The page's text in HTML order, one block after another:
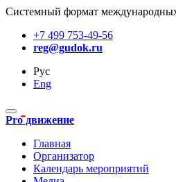
Системный формат
+7 499 753-49-56
reg@gudok.ru
Рус
Eng
Pro движение
Главная
Организатор
Календарь мероприятий